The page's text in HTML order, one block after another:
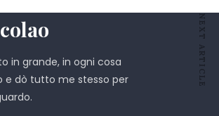
NEXT ARTICLE
in grande, in ogni cosa
e dò tutto me stesso per